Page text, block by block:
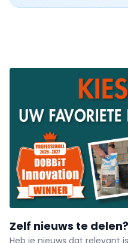
Zelf nieuws te delen?
Heb je nieuws dat relevant